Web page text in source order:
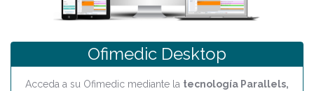
Ofimedic Desktop
Acceda a su Ofimedic mediante la tecnología Parallels,